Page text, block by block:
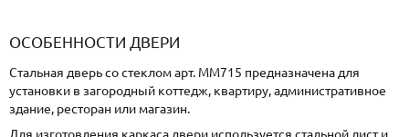
ОСОБЕННОСТИ ДВЕРИ
Стальная дверь со стеклом арт. ММ715 предназначена для
установки в загородный коттедж, квартиру, административное
здание, ресторан или магазин.